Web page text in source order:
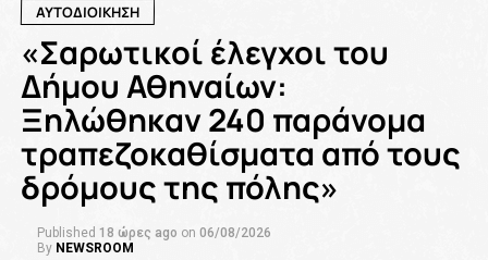
ΑΥΤΟΔΙΟΙΚΗΣΗ
«Σαρωτικοί έλεγχοι του
Δήμου Αθηναίων:
Ξηλώθηκαν 240 παράνομα
τραπεζοκαθίσματα από τους
δρόμους της πόλης»
Published 18 ώρες ago on 06/08/2026
By NEWSROOM